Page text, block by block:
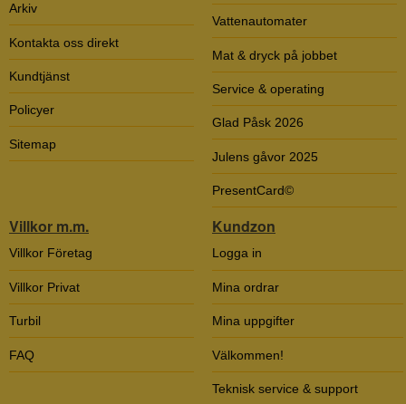
Arkiv
Kontakta oss direkt
Kundtjänst
Policyer
Sitemap
Vattenautomater
Mat & dryck på jobbet
Service & operating
Glad Påsk 2026
Julens gåvor 2025
PresentCard©
Villkor m.m.
Villkor Företag
Villkor Privat
Turbil
FAQ
Kundzon
Logga in
Mina ordrar
Mina uppgifter
Välkommen!
Teknisk service & support